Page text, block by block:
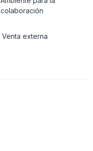
colaboración
Venta externa